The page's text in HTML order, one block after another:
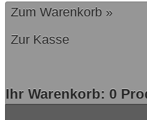
Zum Warenkorb »
Zur Kasse
Ihr Warenkorb: 0